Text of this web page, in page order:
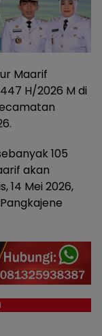
Maarif
H/2026 M di
105
akan
14 Mei 2026,